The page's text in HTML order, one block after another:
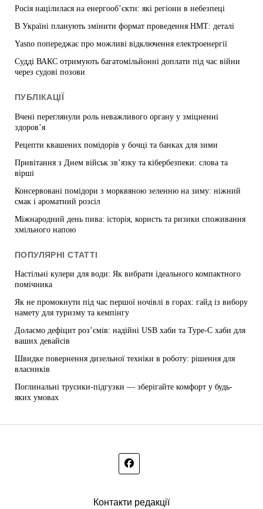
Росія націлилася на енергооб’єкти: які регіони в небезпеці
В Україні планують змінити формат проведення НМТ: деталі
Yasno попереджає про можливі відключення електроенергії
Судді ВАКС отримують багатомільйонні доплати під час війни
через судові позови
ПУБЛІКАЦІЇ
Вчені переглянули роль неважливого органу у зміцненні
здоров’я
Рецепти квашених помідорів у бочці та банках для зими
Привітання з Днем військ зв’язку та кібербезпеки: слова та
вірші
Консервовані помідори з морквяною зеленню на зиму: ніжний
смак і ароматний розсіл
Міжнародний день пива: історія, користь та ризики споживання
хмільного напою
ПОПУЛЯРНІ СТАТТІ
Настільні кулери для води: Як вибрати ідеального компактного
помічника
Як не промокнути під час першої ночівлі в горах: гайд із вибору
намету для туризму та кемпінгу
Долаємо дефіцит роз’ємів: надійні USB хаби та Type-C хаби для
ваших девайсів
Швидке повернення дизельної техніки в роботу: рішення для
власників
Поглинальні трусики-підгузки — зберігайте комфорт у будь-
яких умовах
Контакти редакції